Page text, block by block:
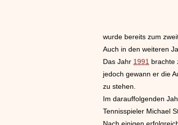
wurde bereits zum
Auch in den weiteren
Das Jahr 1991 brachte
jedoch gewann er die
zu stehen.
Im darauffolgenden
Tennisspieler Michael